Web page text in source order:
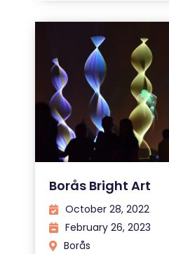
Borås Bright Art
October 28, 2022
February 26, 2023
Borås